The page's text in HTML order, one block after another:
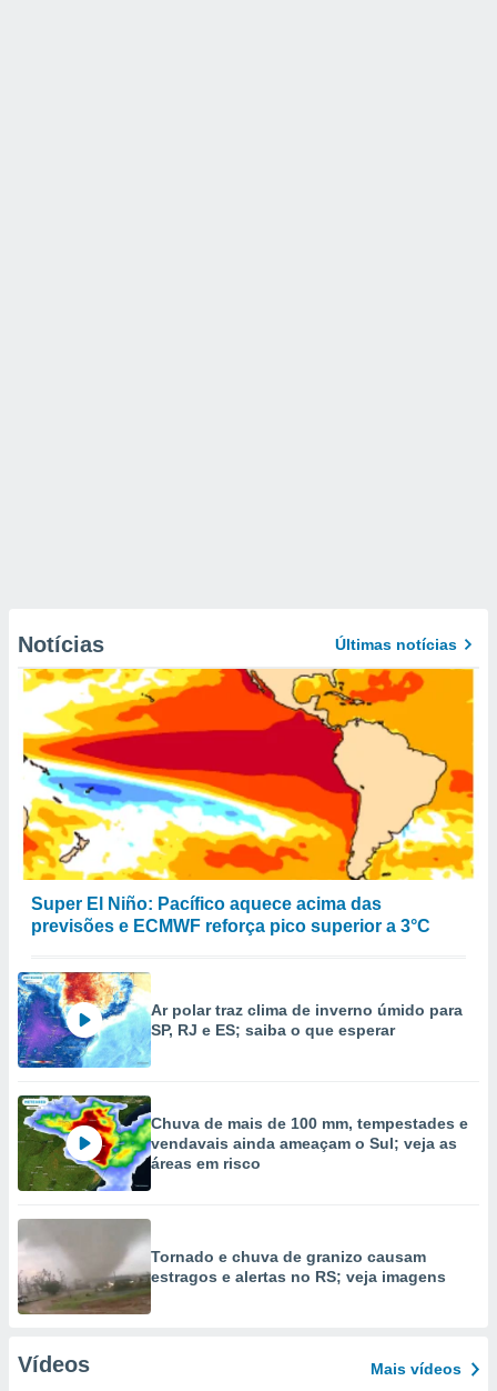
Notícias Últimas notícias
Super El Niño: Pacífico aquece acima das
previsões e ECMWF reforça pico superior a 3°C
Ar polar traz clima de inverno úmido para
SP, RJ e ES; saiba o que esperar
Chuva de mais de 100 mm, tempestades e
vendavais ainda ameaçam o Sul; veja as
áreas em risco
Tornado e chuva de granizo causam
estragos e alertas no RS; veja imagens
Vídeos Mais vídeos